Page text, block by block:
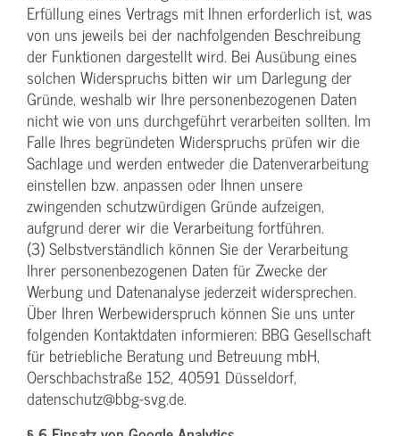
Erfüllung eines Vertrags mit Ihnen erforderlich ist, was
von uns jeweils bei der nachfolgenden Beschreibung
der Funktionen dargestellt wird. Bei Ausübung eines
solchen Widerspruchs bitten wir um Darlegung der
Gründe, weshalb wir Ihre personenbezogenen Daten
nicht wie von uns durchgeführt verarbeiten sollten. Im
Falle Ihres begründeten Widerspruchs prüfen wir die
Sachlage und werden entweder die Datenverarbeitung
einstellen bzw. anpassen oder Ihnen unsere
zwingenden schutzwürdigen Gründe aufzeigen,
aufgrund derer wir die Verarbeitung fortführen.
(3) Selbstverständlich können Sie der Verarbeitung
Ihrer personenbezogenen Daten für Zwecke der
Werbung und Datenanalyse jederzeit widersprechen.
Über Ihren Werbewiderspruch können Sie uns unter
folgenden Kontaktdaten informieren: BBG Gesellschaft
für betriebliche Beratung und Betreuung mbH,
Oerschbachstraße 152, 40591 Düsseldorf,
datenschutz@bbg-svg.de.